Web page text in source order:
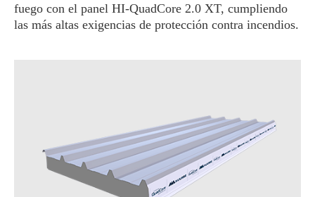
fuego con el panel HI-QuadCore 2.0 XT, cumpliendo
las más altas exigencias de protección contra incendios.